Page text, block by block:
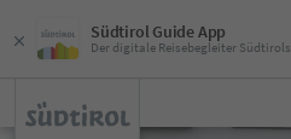
Südtirol Guide App
Der digitale Reisebegleiter Südtirols